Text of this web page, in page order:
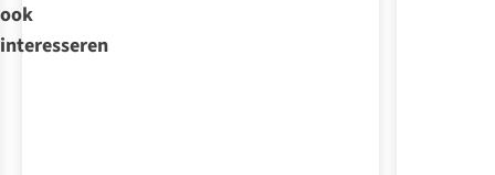
ook
interesseren